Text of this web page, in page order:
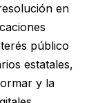
en
público
estatales,
y la